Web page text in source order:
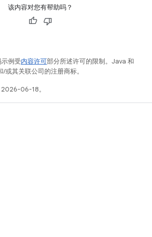
该内容对您有帮助吗？
例受内容许可部分所述许可的限制。Java 和
或其关联公司的注册商标。
06-18。